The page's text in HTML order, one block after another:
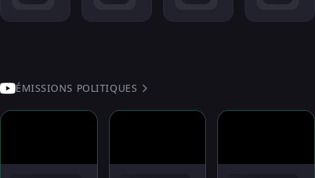
ÉMISSIONS POLITIQUES